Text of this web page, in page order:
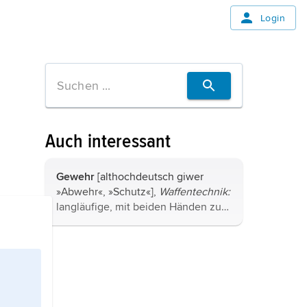
Login
Auch interessant
Gewehr [althochdeutsch giwer
»Abwehr«, »Schutz«], Waffentechnik:
langläufige, mit beiden Händen zu
bedienende und in der Regel an der